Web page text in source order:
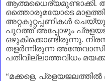
ആത്മധൈര്യമുണ്ടാക്കി.
ഒത്തൊരുമയോടെ
അറ്റകുറ്റപ്പണികൾ
പുറത്ത് അപ്പോഴും
ഒഴുകിക്കൊണ്ടിരുന്നു.
തളർന്നിരുന്ന
പതിവില്ലാത്തവിധം
“മക്കളെ, പ്രളയജലത്തിൽ